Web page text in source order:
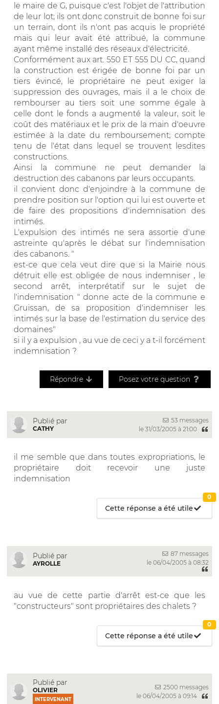
le maire de G, puisque c'est l'objet de l'attribution
de leur lot; ils ont donc construit de bonne foi sur
un terrain, dont ils n'ont pas acquis le propriété
mais qui leur avait été attribué, la commune
ayant même installé des réseaux d'électricité.
Conformément aux art. 550 ET 555 DU CC, quand
la construction est érigée de bonne foi par un
tiers évincé, le propriétaire ne peut exiger la
suppression des ouvrages, mais il a le choix de
rembourser au tiers soit une somme égale à
celle dont le fonds a augmenté la valeur, soit le
coût des matériaux et le prix de la main d'oeuvre
estimée à la date du remboursement; compte
tenu de l'état dans lequel se trouvent lesdites
constructions.
Ainsi la commune ne peut demander la
destruction des cabanons par leurs occupants.
il convient donc d'enjoindre à la commune de
prendre position sur l'option qui lui est ouverte et
de faire des propositions d'indemnisation des
intimés.
L'expulsion des intimés ne sera assortie d'une
astreinte qu'après le débat sur l'indemnisation
des cabanons. "
est-ce que cela veut dire que si la Mairie nous
détruit elle est obligée de nous indemniser , le
second arrêt, interprétatif sur le sujet de
l'indemnisation " donne acte de la commune e
Gruissan, de sa proposition d'indemniser les
intimés sur la base de l'estimation du service des
domaines"
si il y a expulsion , au vue de ceci y a t-il forcément
indemnisation ?
Répondre Posez votre question
Publié par
CATHY
53 messages
le 31/03/2005 à 21:00
il me semble que dans toutes expropriations, le
propriétaire doit recevoir une juste
indemnisation
Cette réponse a été utile
0
Publié par
AYROLLE
87 messages
le 06/04/2005 à 08:32
au vue de cette partie d'arrêt est-ce que les
"constructeurs" sont propriétaires des chalets ?
Cette réponse a été utile
0
Publié par
OLIVIER
INTERVENANT
2500 messages
le 06/04/2005 à 09:14